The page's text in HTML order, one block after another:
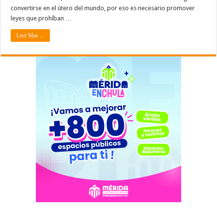
convertirse en el útero del mundo, por eso es necesario promover
leyes que prohíban …
Leer Mas ...